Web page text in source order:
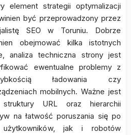
element strategii optymalizacji
być przeprowadzony przez
SEO w Toruniu. Dobrze
obejmować kilka istotnych
analiza techniczna strony jest
ewentualne problemy z
ładowania czy
mobilnych. Ważne jest
URL oraz hierarchii
na łatwość poruszania się po
jak i robotów